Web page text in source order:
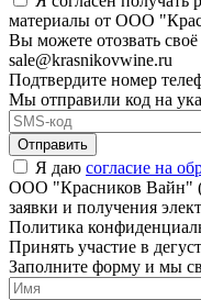
материалы от ООО
Вы можете отозвать
sale@krasnikovwine.ru
Подтвердите номер
Мы отправили код на
Отправить
Я даю согласие на
ООО "Красников Вайн"
заявки и получения
Политика
Принять участие в
Заполните форму и мы